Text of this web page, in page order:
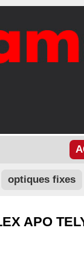
optiques fixes
APO